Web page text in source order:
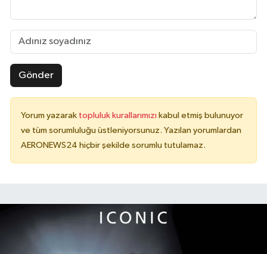
Gönder
Yorum yazarak topluluk kurallarımızı kabul etmiş bulunuyor
ve tüm sorumluluğu üstleniyorsunuz. Yazılan yorumlardan
AERONEWS24 hiçbir şekilde sorumlu tutulamaz.